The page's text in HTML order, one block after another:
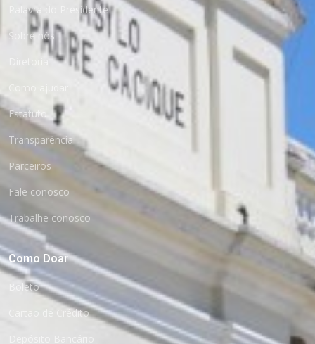
Palavra do Presidente
Sobre nós
Estatuto
Transparência
Parceiros
Fale conosco
Trabalhe conosco
Como Doar
Boleto
Cartão de Crédito
FAÇA SUA DOAÇÃO AQUI!